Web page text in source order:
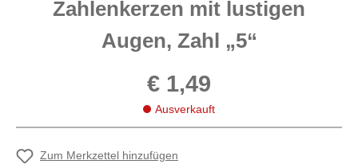
Zahlenkerzen mit lustigen
Augen, Zahl „5“
€ 1,49
Ausverkauft
Zum Merkzettel hinzufügen